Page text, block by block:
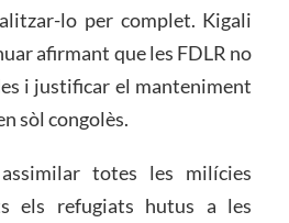
lo per complet. Kigali
afirmant que les FDLR no
i justificar el manteniment
sòl congolès.
totes les milícies
els refugiats hutus a les